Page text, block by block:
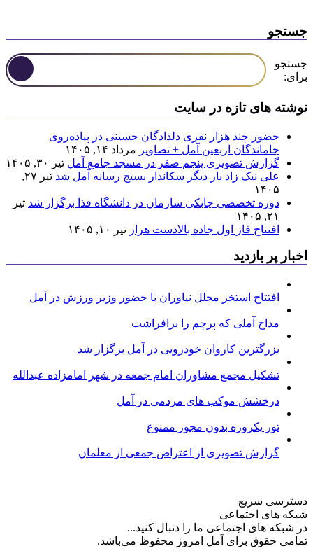
جستجو
جستجو
برای:
نوشته های تازه در سایت
حضور چند هزار نفری دلدادگان حسینی در پیاده‌روی
جاماندگان اربعین آمل + تصاویر مرداد ۱۴, ۱۴۰۵
گزارش تصویری پنجم صفر در مسجد جامع آمل تیر ۳۰, ۱۴۰۵
علی نیک زاد بار دیگر سکاندار بسیج رسانه آمل شد
تیر ۲۷,
۱۴۰۵
دوره تخصصی چابکی سازمان در دانشگاه فذا برگزار شد تیر
۲۱, ۱۴۰۵
افتتاح فاز اول جاده بالادست هراز تیر ۱۰, ۱۴۰۵
اخبار پر بازدید
افتتاح استخر مجلل نیاوران با حضور وزیر ورزش در آمل
مداح آملی که پرچم را برافراشت
بزرگترین کاروان خودرویی در آمل برگزار شد
تشکیل مجمع مشاوران امام جمعه در شهر امامزاده عبدالله
درخشش موکب های مردمی در آمل
تور یکروزه بدون مجوز ممنوع
گزارش تصویری از اعتراض جمعی از معلمان
دسترسی سریع
شبکه های اجتماعی
در شبکه های اجتماعی ما را دنبال کنید...
تمامی حقوق برای آمل امروز محفوظ می‌باشد.